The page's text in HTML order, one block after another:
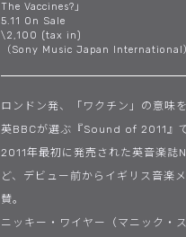
The Vaccines?」
5.11 On Sale
\2,100 (tax in)
（Sony Music Japan International
ロンドン発、「ワクチン」の意味
英BBCが選ぶ『Sound of 2011』
2011年最初に発売された英音楽誌
ど、デビュー前からイギリス音楽
賛。
ニッキー・ワイヤー（マニック・